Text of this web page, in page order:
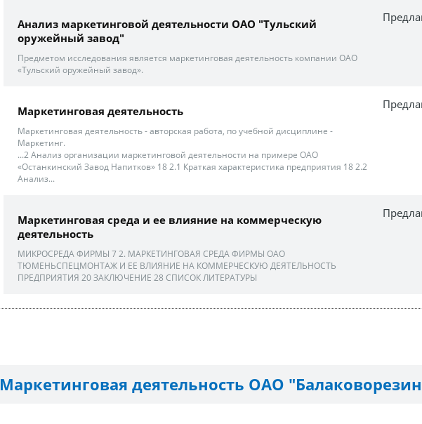
Анализ маркетинговой деятельности ОАО "Тульский
оружейный завод"
Предметом исследования является маркетинговая деятельность компании ОАО
«Тульский оружейный завод».
Маркетинговая деятельность
Маркетинговая деятельность - авторская работа, по учебной дисциплине -
Маркетинг.
...2 Анализ организации маркетинговой деятельности на примере ОАО
«Останкинский Завод Напитков» 18 2.1 Краткая характеристика предприятия 18 2.2
Анализ...
Маркетинговая среда и ее влияние на коммерческую
деятельность
МИКРОСРЕДА ФИРМЫ 7 2. МАРКЕТИНГОВАЯ СРЕДА ФИРМЫ ОАО
ТЮМЕНЬСПЕЦМОНТАЖ И ЕЕ ВЛИЯНИЕ НА КОММЕРЧЕСКУЮ ДЕЯТЕЛЬНОСТЬ
ПРЕДПРИЯТИЯ 20 ЗАКЛЮЧЕНИЕ 28 СПИСОК ЛИТЕРАТУРЫ
Маркетинговая деятельность ОАО